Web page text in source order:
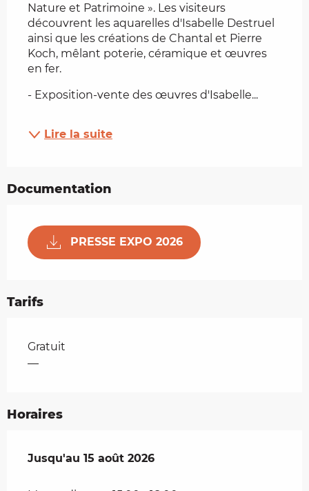
Nature et Patrimoine ». Les visiteurs
découvrent les aquarelles d'Isabelle Destruel
ainsi que les créations de Chantal et Pierre
Koch, mêlant poterie, céramique et œuvres
en fer.
- Exposition-vente des œuvres d'Isabelle...
Lire la suite
Documentation
PRESSE EXPO 2026
Tarifs
Tarifs 2026
Gratuit
—
Horaires
Du17 juillet 2026au15 août 2026
Jusqu'au 15 août 2026